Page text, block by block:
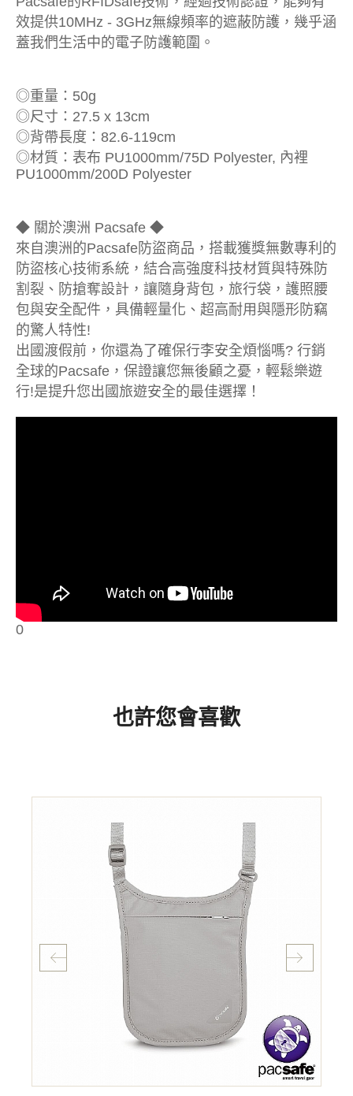
效提供10MHz - 3GHz無線頻率的遮蔽防護，幾乎涵
蓋我們生活中的電子防護範圍。
◎重量：50g
◎尺寸：27.5 x 13cm
◎背帶長度：82.6-119cm
◎材質：表布 PU1000mm/75D Polyester, 內裡
PU1000mm/200D Polyester
◆ 關於澳洲 Pacsafe ◆
來自澳洲的Pacsafe防盜商品，搭載獲獎無數專利的
防盜核心技術系統，結合高強度科技材質與特殊防
割裂、防搶奪設計，讓隨身背包，旅行袋，護照腰
包與安全配件，具備輕量化、超高耐用與隱形防竊
的驚人特性!
出國渡假前，你還為了確保行李安全煩惱嗎? 行銷
全球的Pacsafe，保證讓您無後顧之憂，輕鬆樂遊
行!是提升您出國旅遊安全的最佳選擇！
0
也許您會喜歡